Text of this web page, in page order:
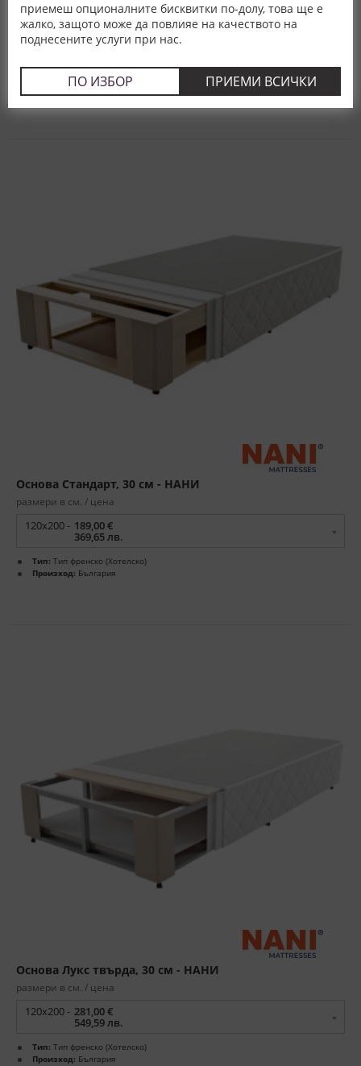
приемеш опционалните бисквитки по-долу, това ще е
жалко, защото може да повлияе на качеството на
поднесените услуги при нас.
ПО ИЗБОР ПРИЕМИ ВСИЧКИ
120x200 - 182,00 €
355,96 лв.
Клас:Среден
Гаранция: 3 год.
Произход: България
Основа Стандарт, 30 cм - НАНИ
размери в см. / цена
120x200 - 189,00 €
369,65 лв.
Тип: Тип френско (Хотелско)
Произход: България
Основа Лукс твърда, 30 cм - НАНИ
размери в см. / цена
120x200 - 281,00 €
549,59 лв.
Тип: Тип френско (Хотелско)
Произход: България